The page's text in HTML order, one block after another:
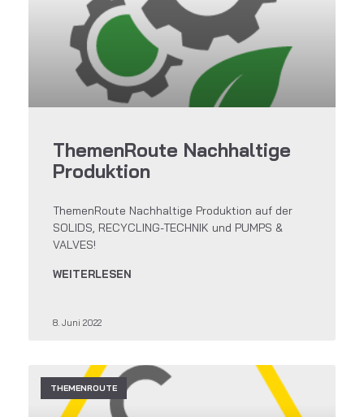
ThemenRoute Nachhaltige
Produktion
ThemenRoute Nachhaltige Produktion auf der
SOLIDS, RECYCLING-TECHNIK und PUMPS &
VALVES!
WEITERLESEN
8. Juni 2022
THEMENROUTE